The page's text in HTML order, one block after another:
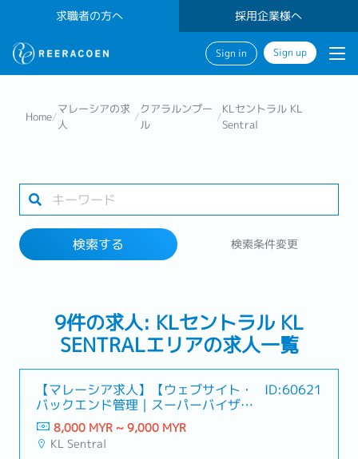
求職者の方へ 採用企業様へ
Sign in Sign up
1 selected
Home/
マレーシアの求
人
/
クアラルンプー
ル
/
KLセントラル KL
Sentral
検索する 検索条件変更
9件の求人: KLセントラル KL
SENTRALエリアの求人一覧
【マレーシア求人】【ウェブサイト・
バックエンド管理｜スーパーバイザ
ー】大手BPO企業
ID:60621
8,000 MYR ~ 9,000 MYR
KL Sentral